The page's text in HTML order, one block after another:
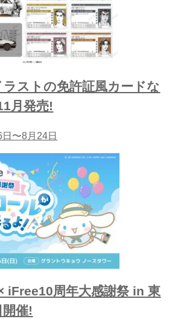
ラストの免許証風カードな
月発売!
〜8月24日
iFree10周年大感謝祭 in 東
催!